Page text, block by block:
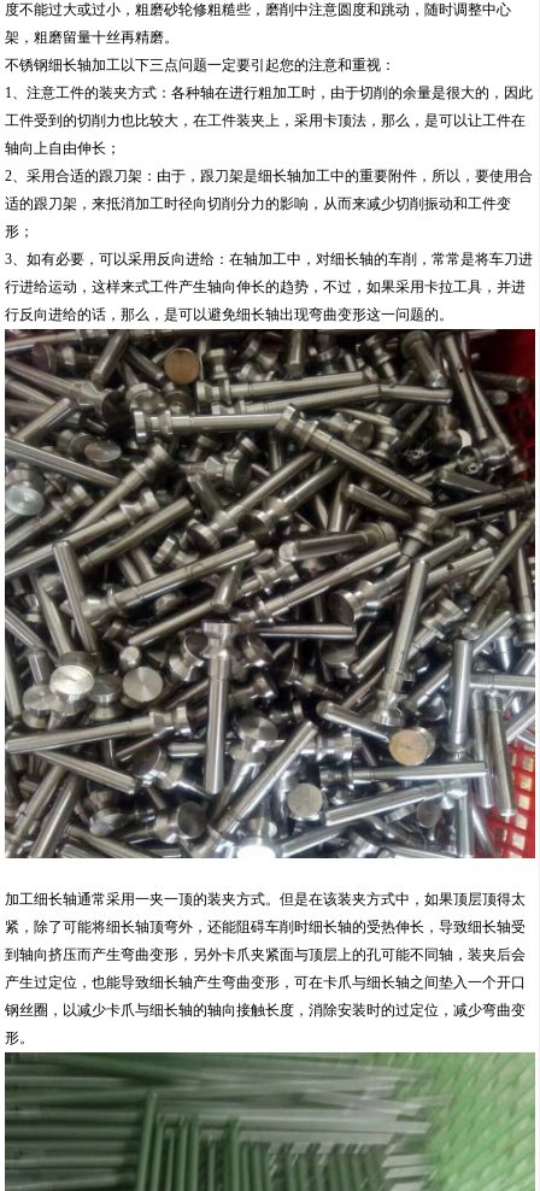
度不能过大或过小，粗磨砂轮修粗糙些，磨削中注意圆度和跳动，随时调整中心
架，粗磨留量十丝再精磨。
不锈钢细长轴加工以下三点问题一定要引起您的注意和重视：
1、注意工件的装夹方式：各种轴在进行粗加工时，由于切削的余量是很大的，因此
工件受到的切削力也比较大，在工件装夹上，采用卡顶法，那么，是可以让工件在
轴向上自由伸长；
2、采用合适的跟刀架：由于，跟刀架是细长轴加工中的重要附件，所以，要使用合
适的跟刀架，来抵消加工时径向切削分力的影响，从而来减少切削振动和工件变
形；
3、如有必要，可以采用反向进给：在轴加工中，对细长轴的车削，常常是将车刀进
行进给运动，这样来式工件产生轴向伸长的趋势，不过，如果采用卡拉工具，并进
行反向进给的话，那么，是可以避免细长轴出现弯曲变形这一问题的。
加工细长轴通常采用一夹一顶的装夹方式。但是在该装夹方式中，如果顶层顶得太
紧，除了可能将细长轴顶弯外，还能阻碍车削时细长轴的受热伸长，导致细长轴受
到轴向挤压而产生弯曲变形，另外卡爪夹紧面与顶层上的孔可能不同轴，装夹后会
产生过定位，也能导致细长轴产生弯曲变形，可在卡爪与细长轴之间垫入一个开口
钢丝圈，以减少卡爪与细长轴的轴向接触长度，消除安装时的过定位，减少弯曲变
形。